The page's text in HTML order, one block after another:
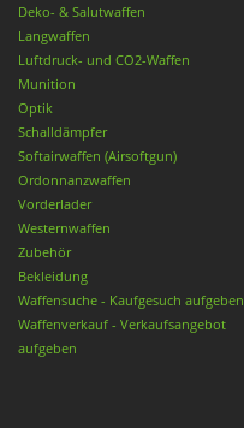
Deko- & Salutwaffen
Langwaffen
Luftdruck- und CO2-Waffen
Munition
Optik
Schalldämpfer
Softairwaffen (Airsoftgun)
Ordonnanzwaffen
Vorderlader
Westernwaffen
Zubehör
Bekleidung
Waffensuche - Kaufgesuch aufgeben
Waffenverkauf - Verkaufsangebot
aufgeben